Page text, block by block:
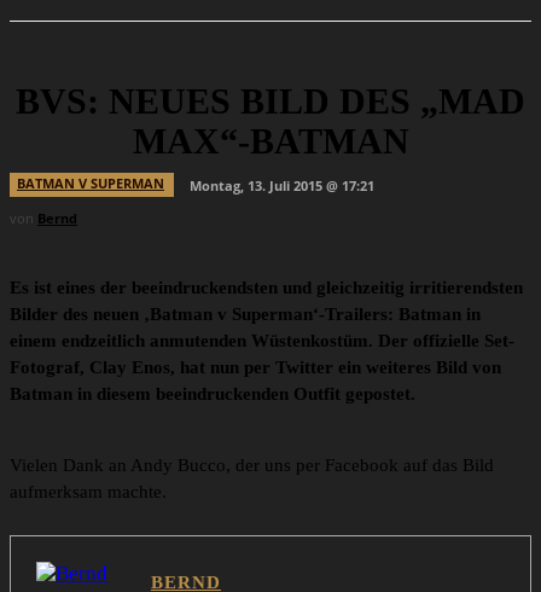
BVS: NEUES BILD DES „MAD
MAX“-BATMAN
BATMAN V SUPERMAN
Montag, 13. Juli 2015 @ 17:21
von Bernd
Es ist eines der beeindruckendsten und gleichzeitig irritierendsten
Bilder des neuen ‚Batman v Superman‘-Trailers: Batman in
einem endzeitlich anmutenden Wüstenkostüm. Der offizielle Set-
Fotograf, Clay Enos, hat nun per Twitter ein weiteres Bild von
Batman in diesem beeindruckenden Outfit gepostet.
Vielen Dank an Andy Bucco, der uns per Facebook auf das Bild
aufmerksam machte.
BERND